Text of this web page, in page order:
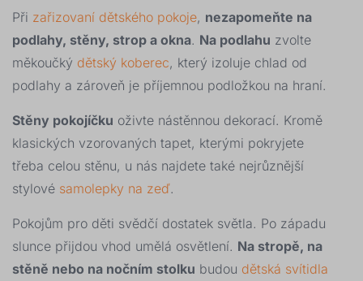
Při zařizovaní dětského pokoje, nezapomeňte na
podlahy, stěny, strop a okna. Na podlahu zvolte
měkoučký dětský koberec, který izoluje chlad od
podlahy a zároveň je příjemnou podložkou na hraní.
Stěny pokojíčku oživte nástěnnou dekorací. Kromě
klasických vzorovaných tapet, kterými pokryjete
třeba celou stěnu, u nás najdete také nejrůznější
stylové samolepky na zeď.
Pokojům pro děti svědčí dostatek světla. Po západu
slunce přijdou vhod umělá osvětlení. Na stropě, na
stěně nebo na nočním stolku budou dětská svítidla